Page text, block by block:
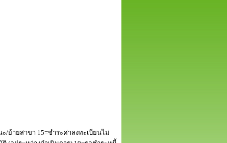
/ย้ายสาขา 15=ชำระค่าลงทะเบียนไม่